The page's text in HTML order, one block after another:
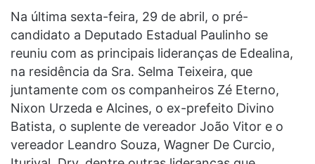
Na última sexta-feira, 29 de abril, o pré-
candidato a Deputado Estadual Paulinho se
reuniu com as principais lideranças de Edealina,
na residência da Sra. Selma Teixeira, que
juntamente com os companheiros Zé Eterno,
Nixon Urzeda e Alcines, o ex-prefeito Divino
Batista, o suplente de vereador João Vitor e o
vereador Leandro Souza, Wagner De Curcio,